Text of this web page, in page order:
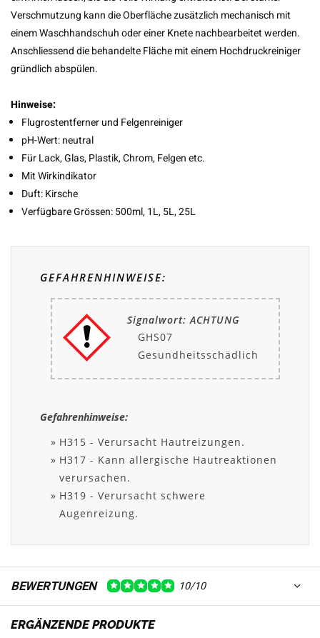
Verschmutzung kann die Oberfläche zusätzlich mechanisch mit
einem Waschhandschuh oder einer Knete nachbearbeitet werden.
Anschliessend die behandelte Fläche mit einem Hochdruckreiniger
gründlich abspülen.
Hinweise:
Flugrostentferner und Felgenreiniger
pH-Wert: neutral
Für Lack, Glas, Plastik, Chrom, Felgen etc.
Mit Wirkindikator
Duft: Kirsche
Verfügbare Grössen: 500ml, 1L, 5L, 25L
GEFAHRENHINWEISE:
Signalwort: ACHTUNG
GHS07
Gesundheitsschädlich
Gefahrenhinweise:
H315 - Verursacht Hautreizungen.
H317 - Kann allergische Hautreaktionen
verursachen.
H319 - Verursacht schwere
Augenreizung.
BEWERTUNGEN 10/10
ERGÄNZENDE PRODUKTE